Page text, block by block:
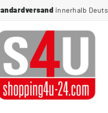
innerhalb